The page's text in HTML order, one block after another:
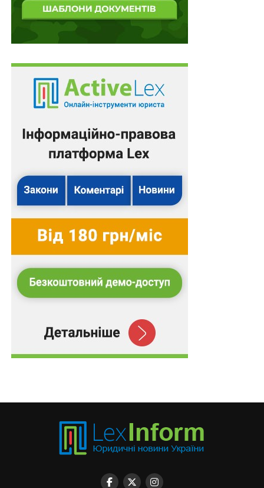
Керівниця проєктів та програм напряму “Допомога
дітям” фонду Future for Ukraine Ольга Глюза зазначила,
що участь у конференції є важливою для розвитку
“LEVCHYK SPEKTRUM HUB уже четвертий рік поспіль є
співорганізатором “Я МОЖУ”, яка збирає тут чудове
ком’юніті. Для нас є дуже важливим досвідом та
зазначає Ольга Глюза.
LEVCHYK SPECTRUM HUB —проєкт благодійного
фонду Future for Ukraine. Це центр розвитку та
корекції для дітей ВПО та дітей з прифронтових
територій з розладами спектра аутизму. Це
безпечний простір, де діти у спектрі безоплатно
отримують необхідну корекційну терапію (АВА-
терапія, сенсорна інтеграція, заняття з психологом,
логопедія, арттерапія, музична терапія) та
адаптуються до нових обставин життя. LEVCHYK
SPECTRUM HUB три роки працює у місті Львів, проєкт
показав ефективність і масштабувався. У 2025 році
Миколаєві у партнерстві з Миколаївською міською
радою, за грантової та меценатської підтримки. Це
стало важливою подією для міста та області, які
надання допомоги дітям з РСА на практиці
SPECTRUM HUB має офіційний статус надавача
соціальних послуг.